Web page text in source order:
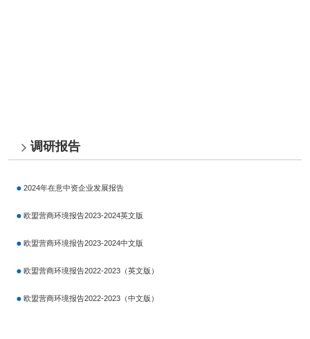
调研报告
2024年在意中资企业发展报告
欧盟营商环境报告2023-2024英文版
欧盟营商环境报告2023-2024中文版
欧盟营商环境报告2022-2023（英文版）
欧盟营商环境报告2022-2023（中文版）